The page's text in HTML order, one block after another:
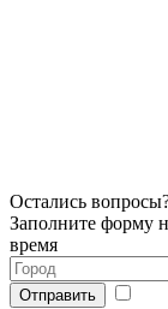
Остались
Заполните форму
время